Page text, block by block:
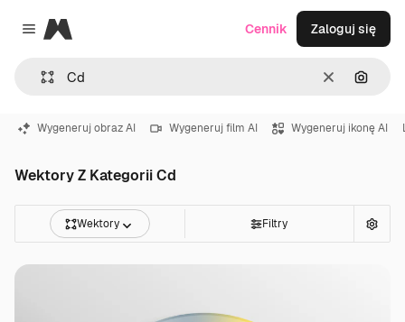
Close menu
Magnific
WyczyśćSzukaj
Cennik Zaloguj się
Wygeneruj obraz AI Wygeneruj film AI Wygeneruj ikonę AI
Wektory Z Kategorii Cd
Wektory Filtry